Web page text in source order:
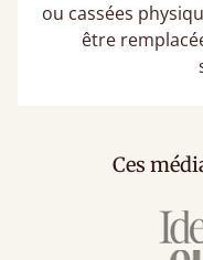
ou cassées
être
Ces